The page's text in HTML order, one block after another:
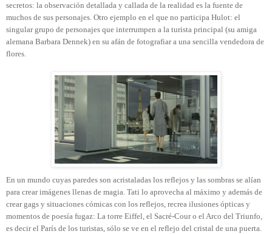
secretos: la observación detallada y callada de la realidad es la fuente de
muchos de sus personajes. Otro ejemplo en el que no participa Hulot: el
singular grupo de personajes que interrumpen a la turista principal (su amiga
alemana Barbara Dennek) en su afán de fotografiar a una sencilla vendedora de
flores.
En un mundo cuyas paredes son acristaladas los reflejos y las sombras se alían
para crear imágenes llenas de magia. Tati lo aprovecha al máximo y además de
crear gags y situaciones cómicas con los reflejos, recrea ilusiones ópticas y
momentos de poesía fugaz: La torre Eiffel, el Sacré-Cour o el Arco del Triunfo,
es decir el París de los turistas, sólo se ve en el reflejo del cristal de una puerta.